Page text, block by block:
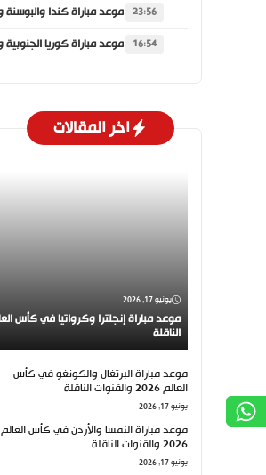
23:56
16:54
اخر المقالات
يونيو 17, 2026
الناقلة
موعد مباراة البرتغال والكونغو في كأس
العالم 2026 والقنوات الناقلة
يونيو 17, 2026
موعد مباراة النمسا والأردن في كأس العالم
2026 والقنوات الناقلة
يونيو 17, 2026